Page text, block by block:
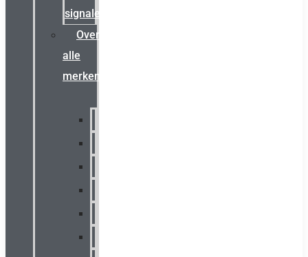
signalering
Overzicht
alle
merken